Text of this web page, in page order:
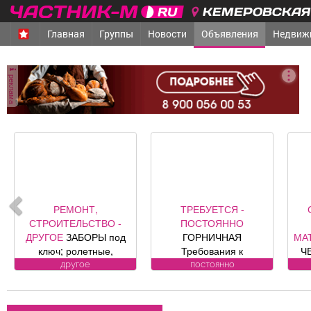
КЕМЕРОВСКАЯ
Главная Группы Новости Объявления
реклама
ТРЕБУЕТСЯ -
ПОСТОЯННО
ГОРНИЧНАЯ
Требования к
кандидату: без опыта
-Влажная и сухая
уборка номеров и
постоянно
СТРОИТЕЛЬНЫЕ,
ОТДЕЛОЧНЫЕ
МАТЕРИАЛЫ - ПРОДАМ
ЧЕРНОЗЕМ, щебень,
песок, уголь, торф,
другие под заказ,
продам